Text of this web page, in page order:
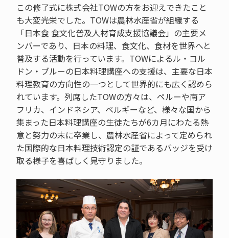
この修了式に株式会社TOWの方をお迎えできたこと
も大変光栄でした。TOWは農林水産省が組織する
「日本食 食文化普及人材育成支援協議会」の主要メ
ンバーであり、日本の料理、食文化、食材を世界へと
普及する活動を行っています。TOWによるル・コル
ドン・ブルーの日本料理講座への支援は、主要な日本
料理教育の方向性の一つとして世界的にも広く認めら
れています。列席したTOWの方々は、ペルーや南ア
フリカ、インドネシア、ベルギーなど、様々な国から
集まった日本料理講座の生徒たちが6カ月にわたる熱
意と努力の末に卒業し、農林水産省によって定められ
た国際的な日本料理技術認定の証であるバッジを受け
取る様子を喜ばしく見守りました。